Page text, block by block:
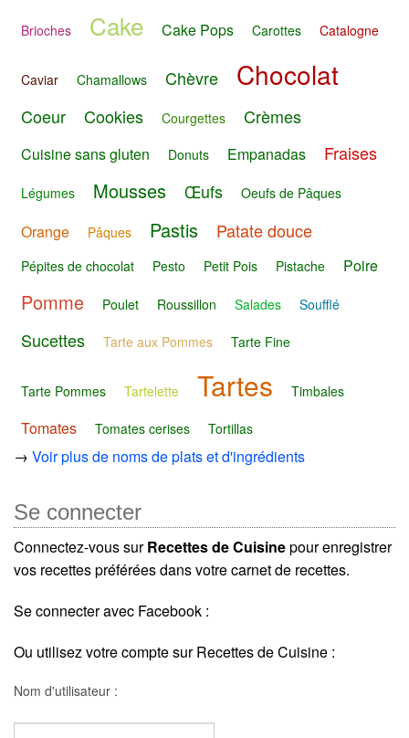
Brioches Cake Cake Pops Carottes Catalogne
Caviar Chamallows Chèvre Chocolat
Coeur Cookies Courgettes Crèmes
Cuisine sans gluten Donuts Empanadas Fraises
Légumes Mousses Œufs Oeufs de Pâques
Orange Pâques Pastis Patate douce
Pépites de chocolat Pesto Petit Pois Pistache Poire
Pomme Poulet Roussillon Salades Soufflé
Sucettes Tarte aux Pommes Tarte Fine
Tarte Pommes Tartelette Tartes Timbales
Tomates Tomates cerises Tortillas
→ Voir plus de noms de plats et d'ingrédients
Se connecter
Connectez-vous surRecettes de Cuisinepour enregistrer
vos recettes préférées dans votre carnet de recettes.
Se connecter avec Facebook :
Ou utilisez votre compte sur Recettes de Cuisine :
Nom d'utilisateur :